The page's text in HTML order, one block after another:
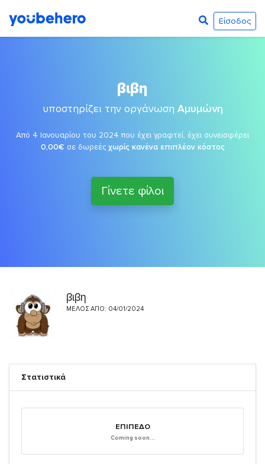
Είσοδος
βιβη
υποστηρίζει την οργάνωση Αμυμώνη
Από 4 Ιανουαρίου του 2024 που έχει γραφτεί, έχει συνεισφέρει
0,00€ σε δωρεές χωρίς κανένα επιπλέον κόστος
Γίνετε φίλοι
βιβη
ΜΈΛΟΣ ΑΠΌ: 04/01/2024
Στατιστικά
ΕΠΊΠΕΔΟ
Coming soon...